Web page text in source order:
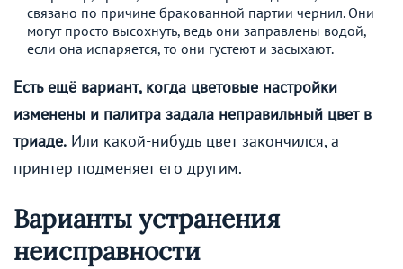
связано по причине бракованной партии чернил. Они
могут просто высохнуть, ведь они заправлены водой,
если она испаряется, то они густеют и засыхают.
Есть ещё вариант, когда цветовые настройки
изменены и палитра задала неправильный цвет в
триаде. Или какой-нибудь цвет закончился, а
принтер подменяет его другим.
Варианты устранения
неисправности